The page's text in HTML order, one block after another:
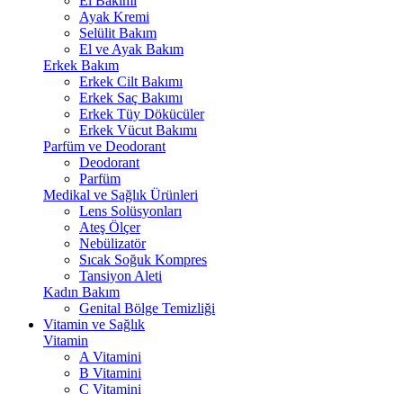
Ayak Kremi
Selülit Bakım
El ve Ayak Bakım
Erkek Bakım
Erkek Cilt Bakımı
Erkek Saç Bakımı
Erkek Tüy Dökücüler
Erkek Vücut Bakımı
Parfüm ve Deodorant
Deodorant
Parfüm
Medikal ve Sağlık Ürünleri
Lens Solüsyonları
Ateş Ölçer
Nebülizatör
Sıcak Soğuk Kompres
Tansiyon Aleti
Kadın Bakım
Genital Bölge Temizliği
Vitamin ve Sağlık
Vitamin
A Vitamini
B Vitamini
C Vitamini